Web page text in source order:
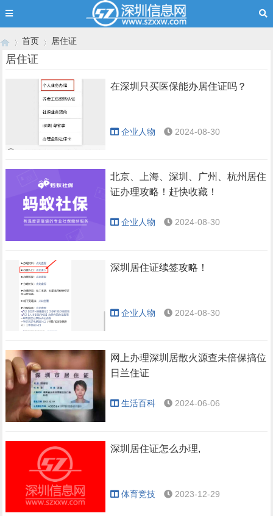
首页
›
居住证
居住证
在深圳只买医保能办居住证吗？
企业人物 2024-08-30
北京、上海、深圳、广州、杭州居住
证办理攻略！赶快收藏！
企业人物 2024-08-30
深圳居住证续签攻略！
企业人物 2024-08-30
网上办理深圳居散火源查未倍保搞位
日兰住证
生活百科 2024-06-06
深圳居住证怎么办理,
体育竞技 2023-12-29